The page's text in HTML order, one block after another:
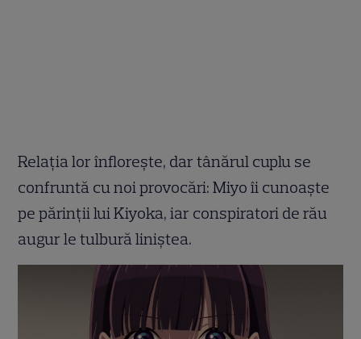
Relația lor înflorește, dar tânărul cuplu se
confruntă cu noi provocări: Miyo îi cunoaște
pe părinții lui Kiyoka, iar conspiratori de rău
augur le tulbură liniștea.